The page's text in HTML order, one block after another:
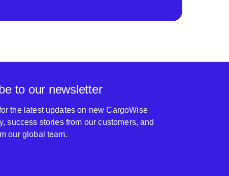
to our newsletter
the latest updates on new CargoWise
success stories from our customers, and
our global team.